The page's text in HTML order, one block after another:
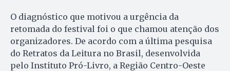
O diagnóstico que motivou a urgência da
retomada do festival foi o que chamou atenção dos
organizadores. De acordo com a última pesquisa
do Retratos da Leitura no Brasil, desenvolvida
pelo Instituto Pró-Livro, a Região Centro-Oeste